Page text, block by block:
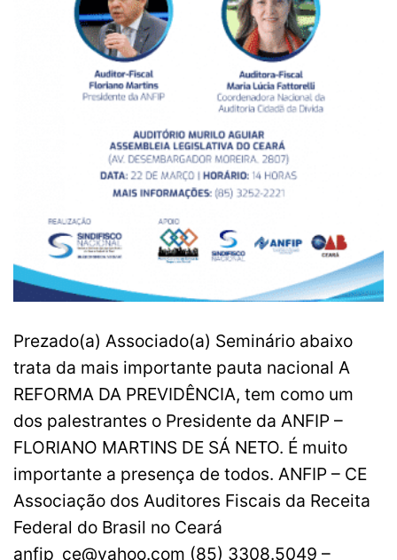
Prezado(a) Associado(a) Seminário abaixo
trata da mais importante pauta nacional A
REFORMA DA PREVIDÊNCIA, tem como um
dos palestrantes o Presidente da ANFIP –
FLORIANO MARTINS DE SÁ NETO. É muito
importante a presença de todos. ANFIP – CE
Associação dos Auditores Fiscais da Receita
Federal do Brasil no Ceará
anfip_ce@yahoo.com (85) 3308.5049 –